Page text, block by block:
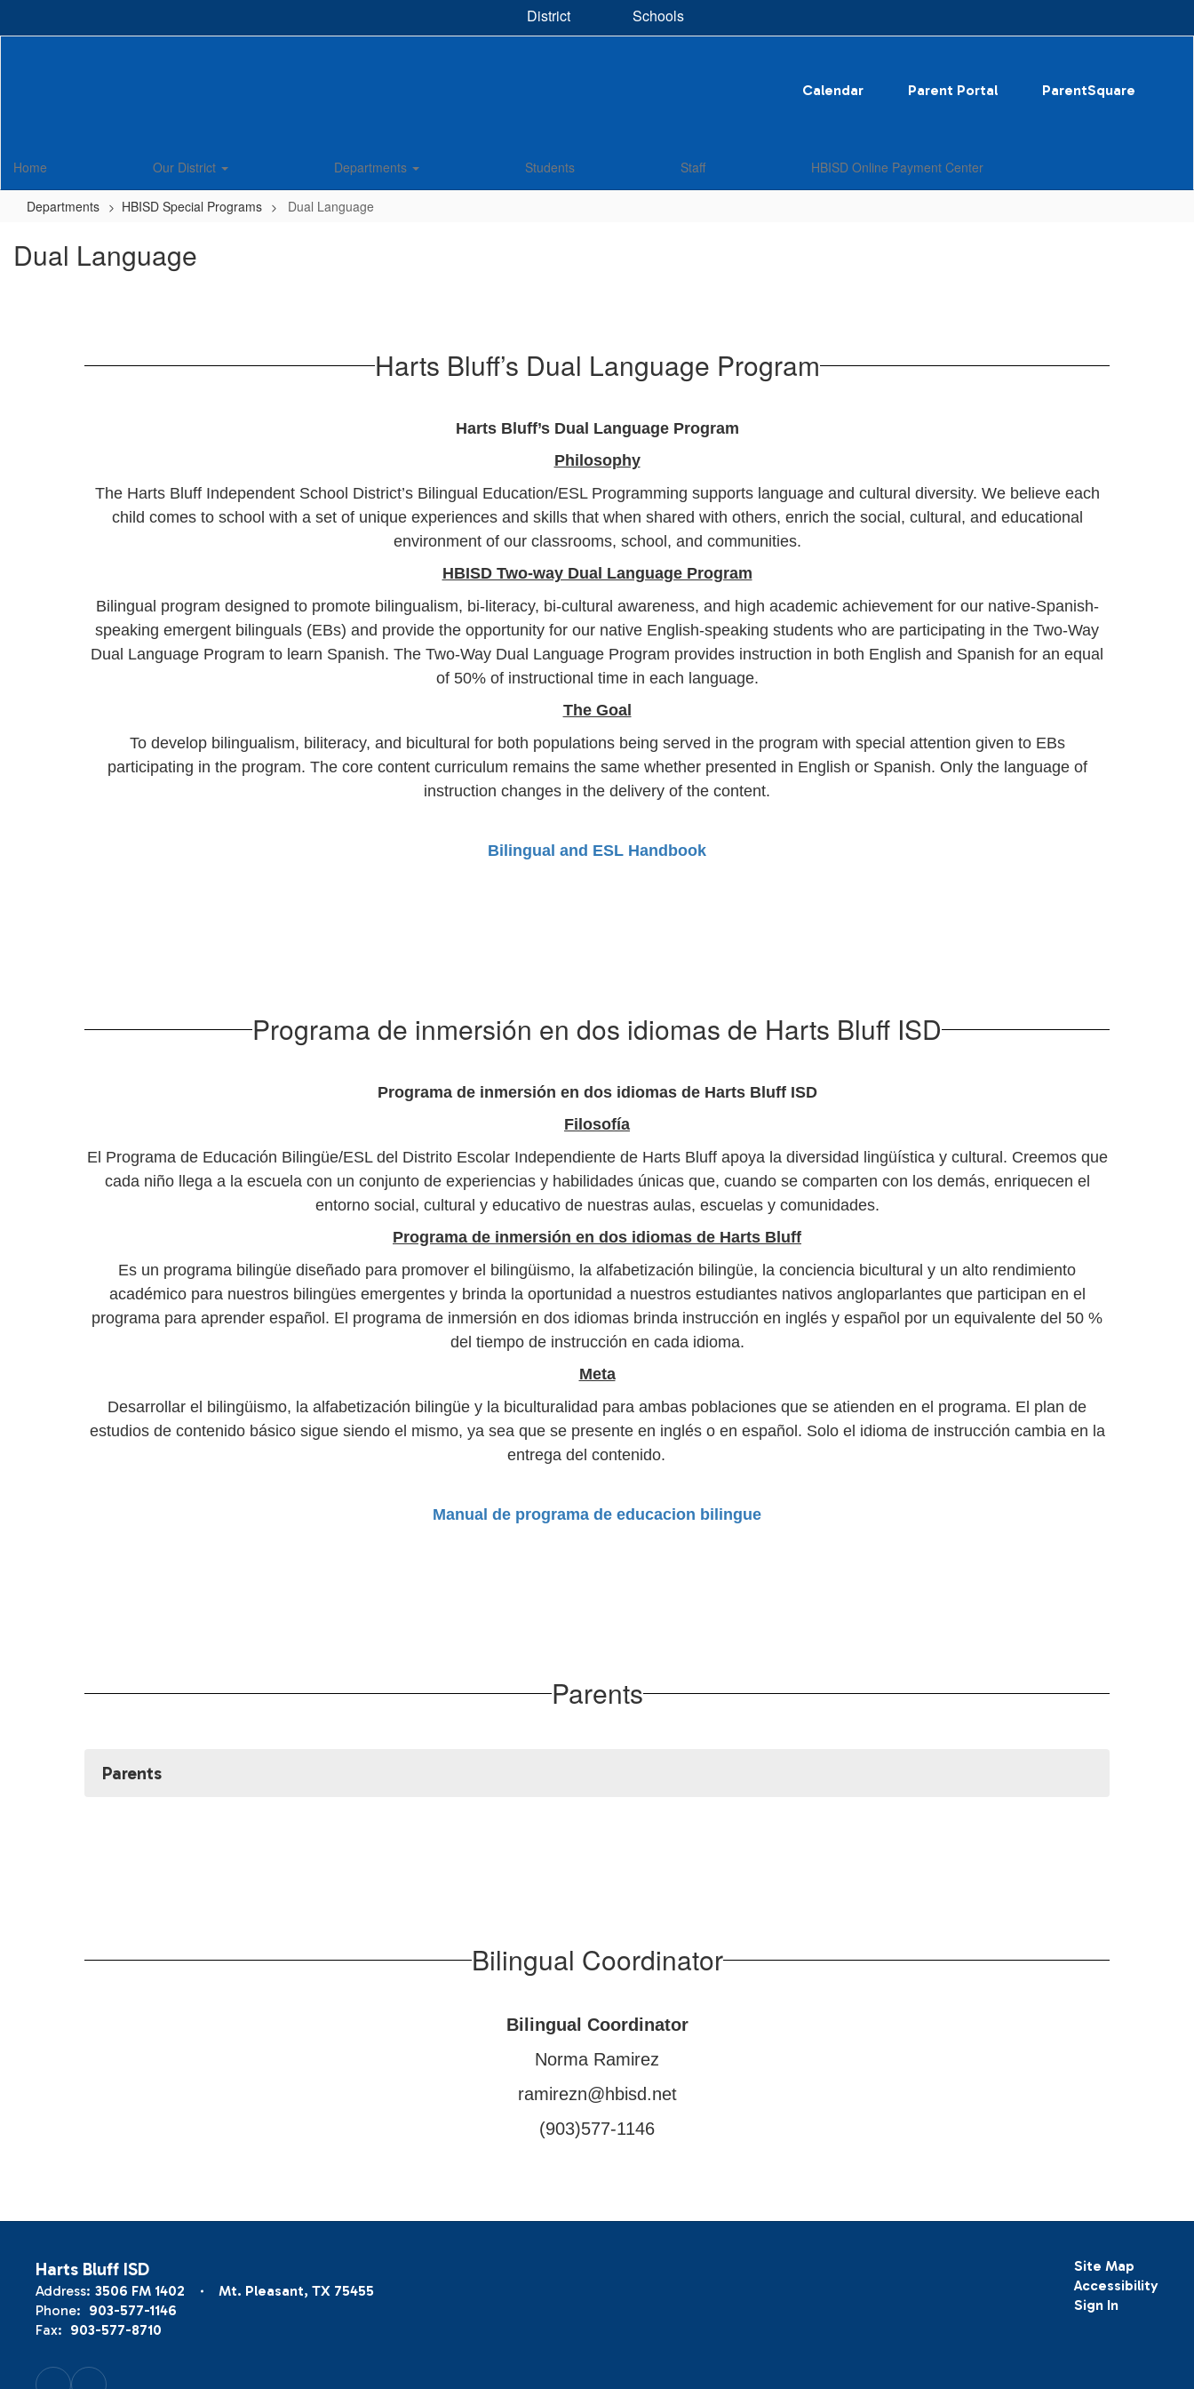
District Schools
Calendar Parent Portal ParentSquare
Home Our District Departments Students Staff HBISD Online Payment Center
Departments HBISD Special Programs Dual Language
Dual Language
Harts Bluff’s Dual Language Program
Harts Bluff’s Dual Language Program
Philosophy
The Harts Bluff Independent School District’s Bilingual Education/ESL Programming supports language and cultural diversity. We believe each
child comes to school with a set of unique experiences and skills that when shared with others, enrich the social, cultural, and educational
environment of our classrooms, school, and communities.
HBISD Two-way Dual Language Program
Bilingual program designed to promote bilingualism, bi-literacy, bi-cultural awareness, and high academic achievement for our native-Spanish-
speaking emergent bilinguals (EBs) and provide the opportunity for our native English-speaking students who are participating in the Two-Way
Dual Language Program to learn Spanish. The Two-Way Dual Language Program provides instruction in both English and Spanish for an equal
of 50% of instructional time in each language.
The Goal
To develop bilingualism, biliteracy, and bicultural for both populations being served in the program with special attention given to EBs
participating in the program. The core content curriculum remains the same whether presented in English or Spanish. Only the language of
instruction changes in the delivery of the content.
Bilingual and ESL Handbook
Programa de inmersión en dos idiomas de Harts Bluff ISD
Programa de inmersión en dos idiomas de Harts Bluff ISD
Filosofía
El Programa de Educación Bilingüe/ESL del Distrito Escolar Independiente de Harts Bluff apoya la diversidad lingüística y cultural. Creemos que
cada niño llega a la escuela con un conjunto de experiencias y habilidades únicas que, cuando se comparten con los demás, enriquecen el
entorno social, cultural y educativo de nuestras aulas, escuelas y comunidades.
Programa de inmersión en dos idiomas de Harts Bluff
Es un programa bilingüe diseñado para promover el bilingüismo, la alfabetización bilingüe, la conciencia bicultural y un alto rendimiento
académico para nuestros bilingües emergentes y brinda la oportunidad a nuestros estudiantes nativos angloparlantes que participan en el
programa para aprender español. El programa de inmersión en dos idiomas brinda instrucción en inglés y español por un equivalente del 50 %
del tiempo de instrucción en cada idioma.
Meta
Desarrollar el bilingüismo, la alfabetización bilingüe y la biculturalidad para ambas poblaciones que se atienden en el programa. El plan de
estudios de contenido básico sigue siendo el mismo, ya sea que se presente en inglés o en español. Solo el idioma de instrucción cambia en la
entrega del contenido.
Manual de programa de educacion bilingue
Parents
Parents
Bilingual Coordinator
Bilingual Coordinator
Norma Ramirez
ramirezn@hbisd.net
(903)577-1146
Harts Bluff ISD
Address: 3506 FM 1402
Mt. Pleasant, TX 75455
Phone: 903-577-1146
Fax: 903-577-8710
Site Map
Accessibility
Sign In